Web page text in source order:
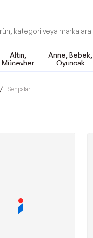
Altın,
Mücevher
Anne, Bebek,
Oyuncak
/ Sehpalar